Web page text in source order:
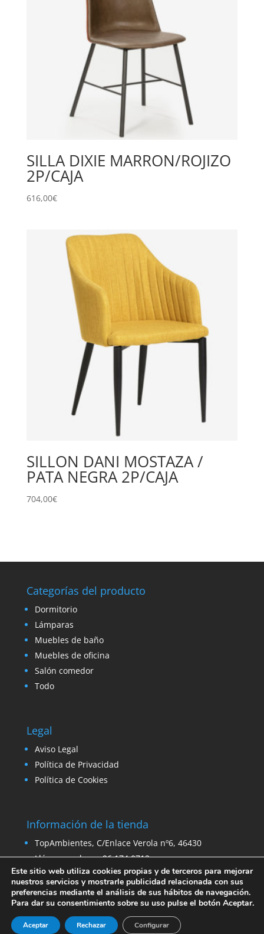
SILLA DIXIE MARRON/ROJIZO
2P/CAJA
616,00€
SILLON DANI MOSTAZA /
PATA NEGRA 2P/CAJA
704,00€
Categorías del producto
Dormitorio
Lámparas
Muebles de baño
Muebles de oficina
Salón comedor
Todo
Legal
Aviso Legal
Política de Privacidad
Política de Cookies
Información de la tienda
TopAmbientes, C/Enlace Verola nº6, 46430
Llámanos ahora: 96 174 0712
Email:ventas@venta-stock.com
© 2021 - Topambientes
Este sitio web utiliza cookies propias y de terceros para mejorar
nuestros servicios y mostrarle publicidad relacionada con sus
preferencias mediante el análisis de sus hábitos de navegación.
Para dar su consentimiento sobre su uso pulse el botón Aceptar.
Aceptar Rechazar Configurar